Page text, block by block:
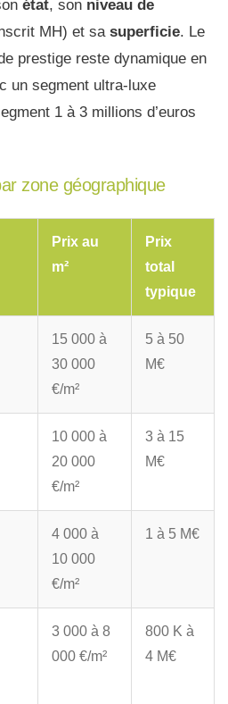
état, son niveau de
MH) et sa superficie. Le
prestige reste dynamique en
un segment ultra-luxe
1 à 3 millions d’euros
zone géographique
Prix au
m²
Prix
total
typique
15 000 à
30 000
€/m²
5 à 50
M€
10 000 à
20 000
€/m²
3 à 15
M€
4 000 à
10 000
€/m²
1 à 5 M€
3 000 à 8
000 €/m²
800 K à
4 M€